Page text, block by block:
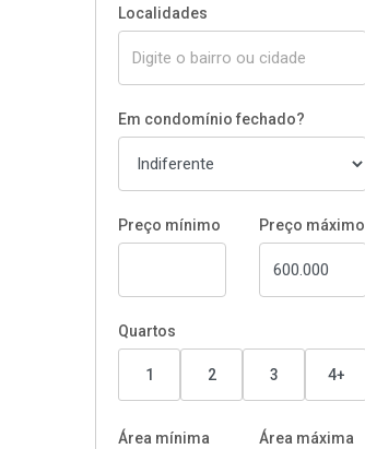
Localidades
Em condomínio fechado?
Preço mínimo Preço máximo
Quartos
1 2 3 4+
Área mínima Área máxima